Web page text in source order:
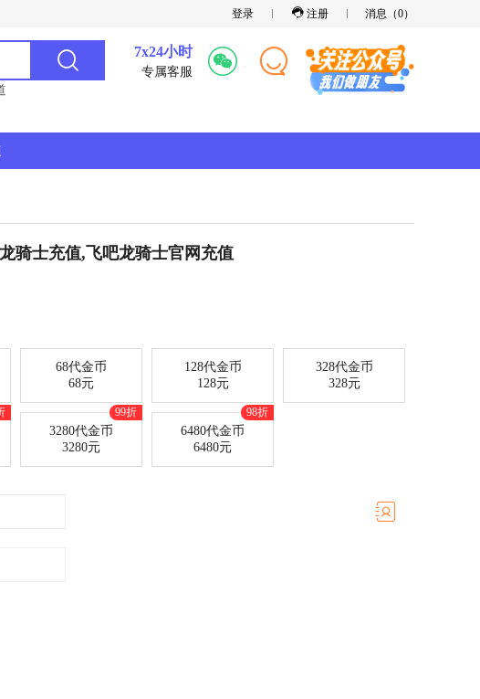
登录 注册 消息（0）
7x24小时
专属客服
骑士充值,飞吧龙骑士官网充值
68代金币
68元
128代金币
128元
328代金币
328元
99折
3280代金币
3280元
98折
6480代金币
6480元